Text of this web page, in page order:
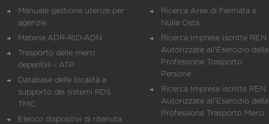
Manuale gestione utenze per
agenzie
Materia ADR-RID-ADN
Trasporto delle merci
deperibili - ATP
Database delle località a
supporto dei sistemi RDS
TMC
Elenco dispositivi di ritenuta
Ricerca Aree di Fermata e
Nulla Osta
Ricerca Imprese Iscritte REN
Autorizzate all'Esercizio della
Professione Trasporto
Persone
Ricerca Imprese iscritte REN
Autorizzate all'Esercizio della
Professione Trasporto Merci